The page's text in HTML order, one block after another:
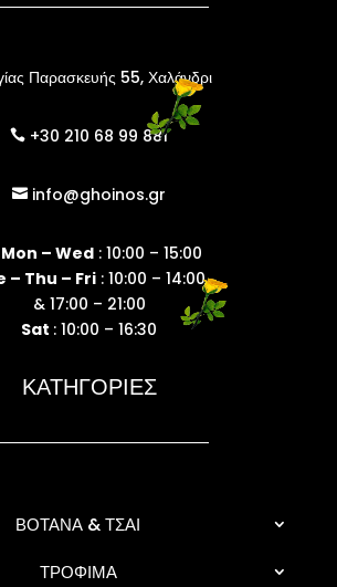
Παρασκευής 55, Χαλάνδρι
 +30 210 68 99 881
 info@ghoinos.gr
Mon – Wed: 10:00 – 15:00
– Thu – Fri: 10:00 – 14:00
& 17:00 – 21:00
Sat : 10:00 – 16:30
ΚΑΤΗΓΟΡΙΕΣ
ΒΟΤΑΝΑ & ΤΣΑΙ
ΤΡΟΦΙΜΑ